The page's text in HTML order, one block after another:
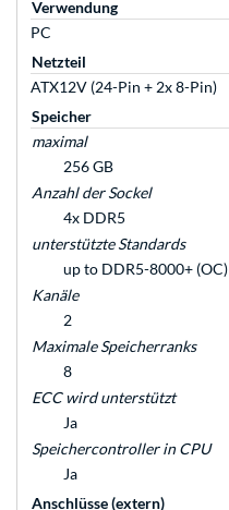
Verwendung
PC
Netzteil
ATX12V (24-Pin + 2x 8-Pin)
Speicher
maximal
256 GB
Anzahl der Sockel
4x DDR5
unterstützte Standards
up to DDR5-8000+ (OC)
Kanäle
2
Maximale Speicherranks
8
ECC wird unterstützt
Ja
Speichercontroller in CPU
Ja
Anschlüsse (extern)